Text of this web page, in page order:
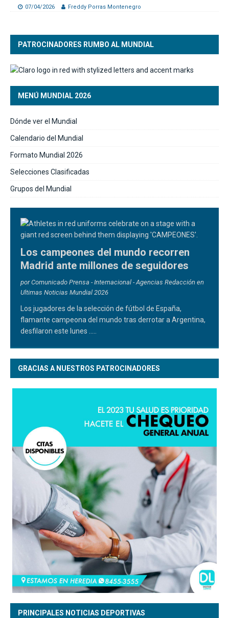
07/04/2026 Freddy Porras Montenegro
PATROCINADORES RUMBO AL MUNDIAL
MENÚ MUNDIAL 2026
Dónde ver el Mundial
Calendario del Mundial
Formato Mundial 2026
Selecciones Clasificadas
Grupos del Mundial
Los campeones del mundo recorren
Madrid ante millones de seguidores
por Comunicado Prensa - Internacional - Agencias Redacción en
Ultimas Noticias Mundial 2026
Los jugadores de la selección de fútbol de España,
flamante campeona del mundo tras derrotar a Argentina,
desfilaron este lunes
GRACIAS A NUESTROS PATROCINADORES
PRINCIPALES NOTICIAS DEPORTIVAS